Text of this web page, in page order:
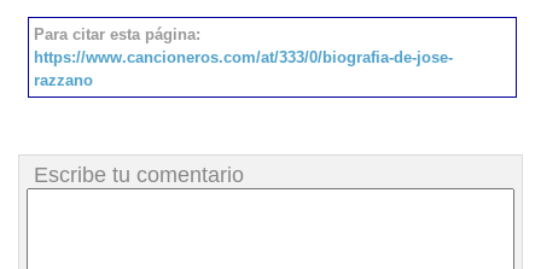
Para citar esta página:
https://www.cancioneros.com/at/333/0/biografia-de-jose-
razzano
Escribe tu comentario